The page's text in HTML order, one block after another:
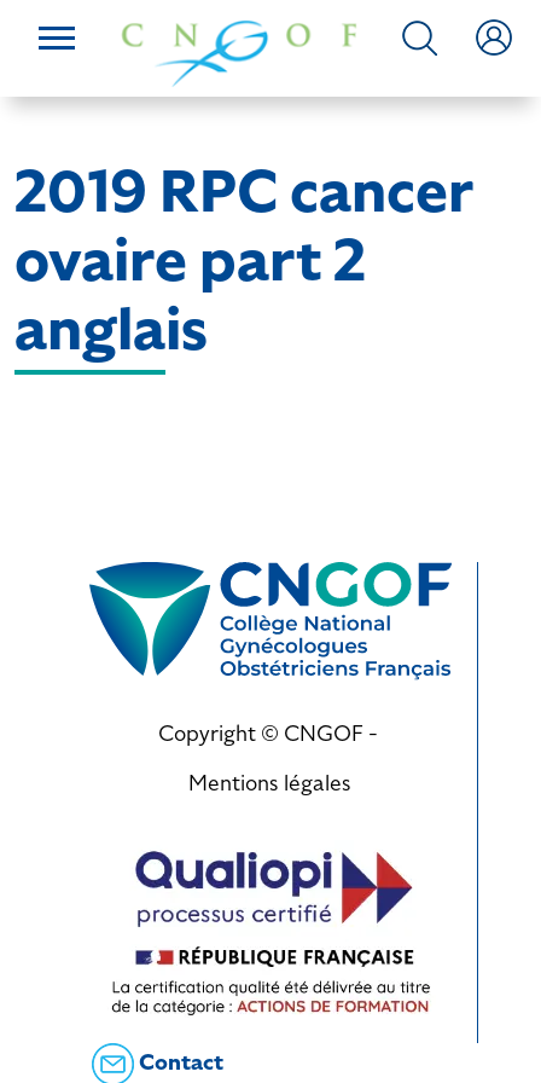
2019 RPC cancer
ovaire part 2
anglais
Copyright © CNGOF -
Mentions légales
Contact